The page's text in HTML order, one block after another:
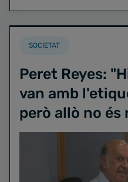
SOCIETAT
Peret Reyes:
van amb
però allò no és